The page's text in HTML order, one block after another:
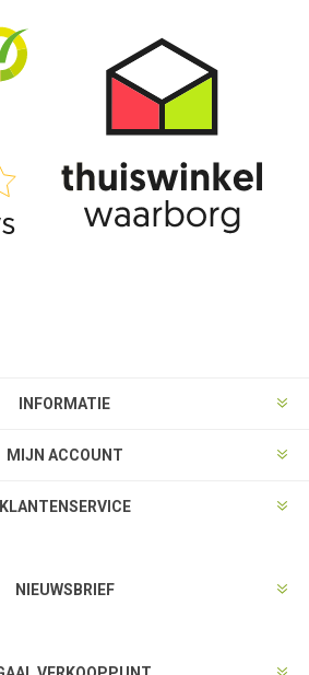
INFORMATIE
MIJN ACCOUNT
KLANTENSERVICE
NIEUWSBRIEF